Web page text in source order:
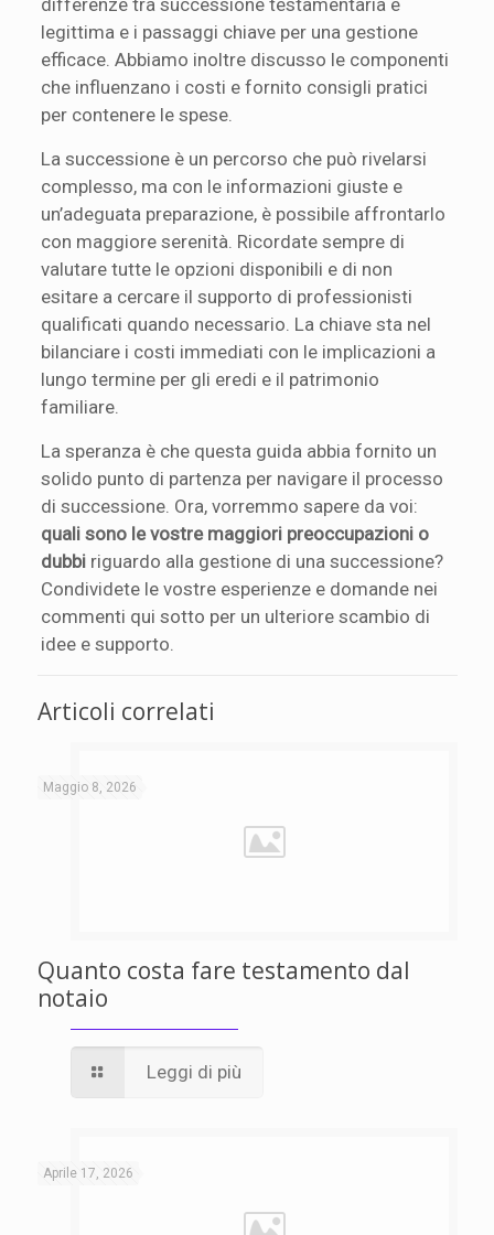
legittima e i passaggi chiave per una gestione
efficace. Abbiamo inoltre discusso le componenti
che influenzano i costi e fornito consigli pratici
per contenere le spese.
La successione è un percorso che può rivelarsi
complesso, ma con le informazioni giuste e
un’adeguata preparazione, è possibile affrontarlo
con maggiore serenità. Ricordate sempre di
valutare tutte le opzioni disponibili e di non
esitare a cercare il supporto di professionisti
qualificati quando necessario. La chiave sta nel
bilanciare i costi immediati con le implicazioni a
lungo termine per gli eredi e il patrimonio
familiare.
La speranza è che questa guida abbia fornito un
solido punto di partenza per navigare il processo
di successione. Ora, vorremmo sapere da voi:
quali sono le vostre maggiori preoccupazioni o
dubbi riguardo alla gestione di una successione?
Condividete le vostre esperienze e domande nei
commenti qui sotto per un ulteriore scambio di
idee e supporto.
Articoli correlati
Maggio 8, 2026
Quanto costa fare testamento dal
notaio
Leggi di più
Aprile 17, 2026